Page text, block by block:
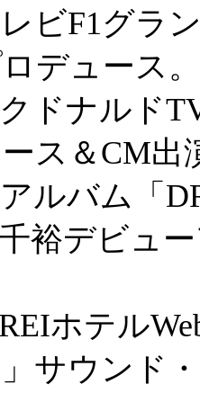
ビF1グラ
デュース。
ドナルド
ス＆CM出
ルバム「
裕デビュ
ホテル
サウンド